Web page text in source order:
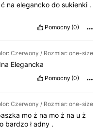
ć na elegancko do sukienki .
Pomocny (0)
Czerwony / Rozmiar: one-size
Elegancka
Pomocny (0)
Czerwony / Rozmiar: one-size
mo ż na mo ż na u ż
bardzoładny .